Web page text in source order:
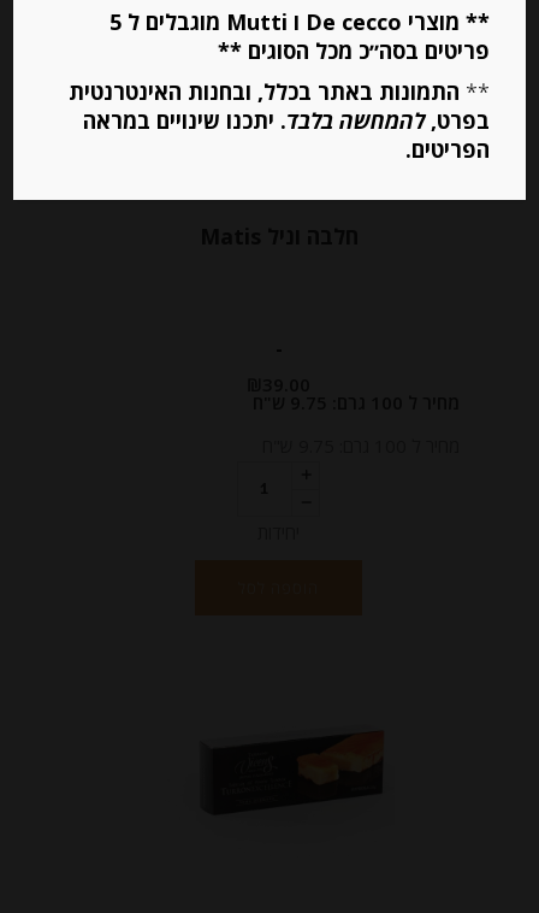
-
** מוצרי De cecco ו Mutti מוגבלים ל 5
פריטים בסה״כ מכל הסוגים **
** התמונות באתר בכלל, ובחנות האינטרנטית
בפרט,להמחשה בלבד. יתכנו שינויים במראה
הפריטים.